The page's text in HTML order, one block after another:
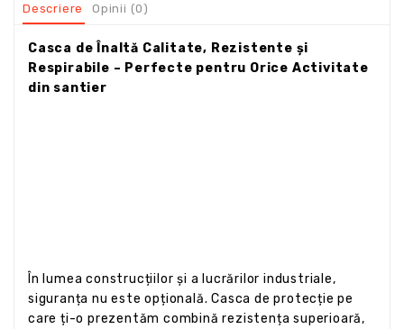
Descriere Opinii (0)
Casca de Înaltă Calitate, Rezistente și
Respirabile – Perfecte pentru Orice Activitate
din santier
În lumea construcțiilor și a lucrărilor industriale,
siguranța nu este opțională. Casca de protecție pe
care ți-o prezentăm combină rezistența superioară,